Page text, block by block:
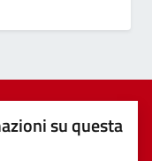
su questa